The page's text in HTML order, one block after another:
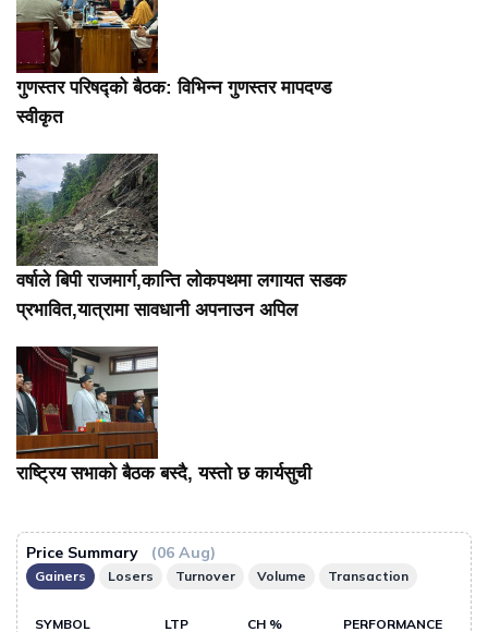
गुणस्तर परिषद्को बैठक: विभिन्न गुणस्तर मापदण्ड
स्वीकृत
वर्षाले बिपी राजमार्ग,कान्ति लोकपथमा लगायत सडक
प्रभावित,यात्रामा सावधानी अपनाउन अपिल
राष्ट्रिय सभाको बैठक बस्दै, यस्तो छ कार्यसुची